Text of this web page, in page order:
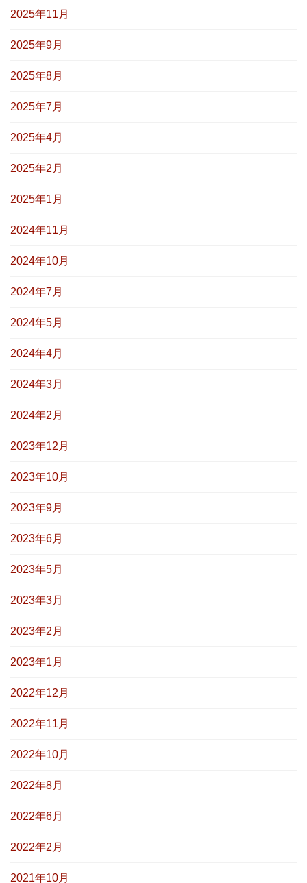
2025年11月
2025年9月
2025年8月
2025年7月
2025年4月
2025年2月
2025年1月
2024年11月
2024年10月
2024年7月
2024年5月
2024年4月
2024年3月
2024年2月
2023年12月
2023年10月
2023年9月
2023年6月
2023年5月
2023年3月
2023年2月
2023年1月
2022年12月
2022年11月
2022年10月
2022年8月
2022年6月
2022年2月
2021年10月